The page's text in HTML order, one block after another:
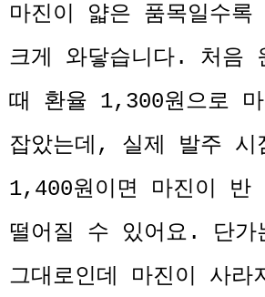
마진이 얇은 품목일수
크게 와닿습니다. 처음
때 환율 1,300원으로 마
잡았는데, 실제 발주 시
1,400원이면 마진이 반
떨어질 수 있어요. 단가
그대로인데 마진이 사라